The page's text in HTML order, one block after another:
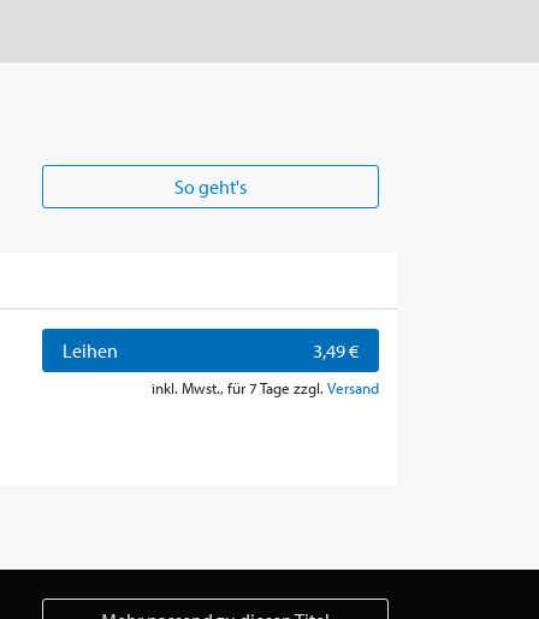
So geht's
Leihen 3,49 €
inkl. Mwst., für 7 Tage zzgl. Versand